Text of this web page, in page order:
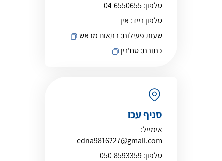
טלפון: 04-6550655
טלפון נייד:אין
שעות פעילות:בתאום מראש
כתובת:סח'נין
סניף עכו
אימייל:
edna9816227@gmail.com
טלפון: 050-8593359